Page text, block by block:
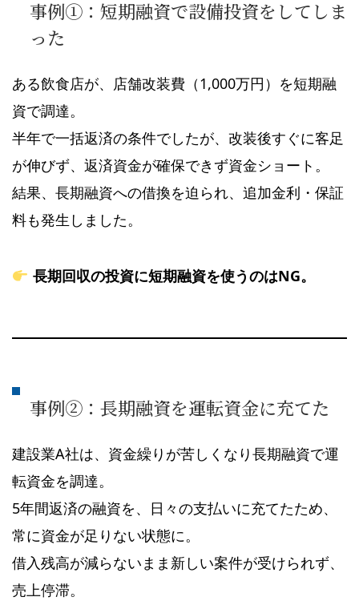
事例①：短期融資で設備投資をしてしま
った
ある飲食店が、店舗改装費（1,000万円）を短期融
資で調達。
半年で一括返済の条件でしたが、改装後すぐに客足
が伸びず、返済資金が確保できず資金ショート。
結果、長期融資への借換を迫られ、追加金利・保証
料も発生しました。
長期回収の投資に短期融資を使うのはNG。
事例②：長期融資を運転資金に充てた
建設業A社は、資金繰りが苦しくなり長期融資で運
転資金を調達。
5年間返済の融資を、日々の支払いに充てたため、
常に資金が足りない状態に。
借入残高が減らないまま新しい案件が受けられず、
売上停滞。